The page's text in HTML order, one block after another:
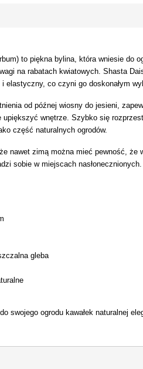
to piękna bylina, która wniesie do
na rabatach kwiatowych. Shasta
co czyni go doskonałym
od późnej wiosny do jesieni,
wnętrze. Szybko się
część naturalnych ogrodów.
nawet zimą można mieć pewność,
sobie w miejscach nasłonecznionych.
gleba
swojego ogrodu kawałek naturalnej